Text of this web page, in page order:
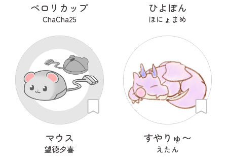
ペロリカップ
ChaCha25
ひよぽん
ほにょまめ
マウス
望徳夕喜
すやりゅ〜
えたん